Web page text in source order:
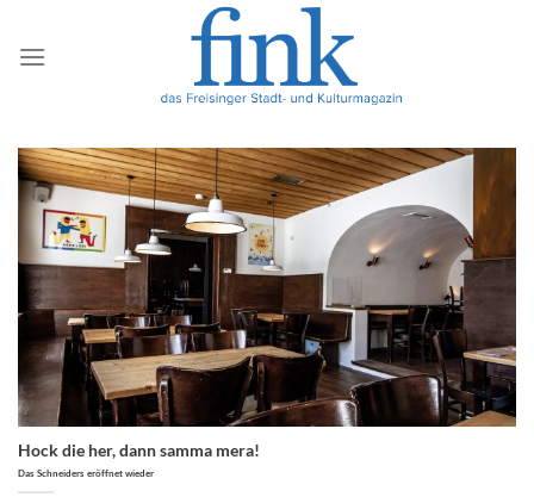
Inhalt
springen
Hock die her, dann samma mera!
Das Schneiders eröffnet wieder